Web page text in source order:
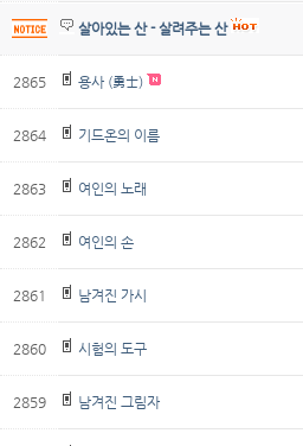
살아있는 산 - 살려주는 산
2865 용사 (勇士)
2864 기드온의 이름
2863 여인의 노래
2862 여인의 손
2861 남겨진 가시
2860 시험의 도구
2859 남겨진 그림자